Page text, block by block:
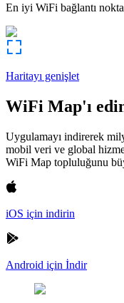
En iyi WiFi bağlantı
Haritayı genişlet
WiFi Map'ı
Uygulamayı indirerek
mobil veri ve global
WiFi Map topluluğunu
iOS için indirin
Android için İndir